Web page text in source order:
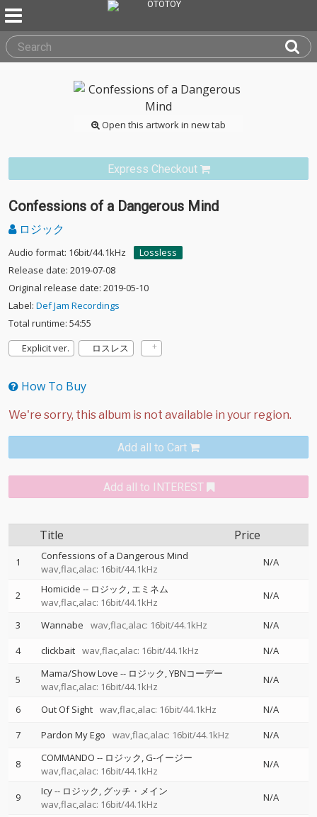
Open this artwork in new tab
Express Checkout
Confessions of a Dangerous Mind
ロジック
Audio format: 16bit/44.1kHz
Lossless
Release date: 2019-07-08
Original release date: 2019-05-10
Label: Def Jam Recordings
Total runtime: 54:55
Explicit ver.
ロスレス
How To Buy
Add all to Cart
Add all to INTEREST
Title Price
1
Confessions of a Dangerous Mind
wav,flac,alac: 16bit/44.1kHz
N/A
2 Homicide -- ロジック エミネム
wav,flac,alac: 16bit/44.1kHz
N/A
3 Wannabe wav,flac,alac: 16bit/44.1kHz
N/A
4
clickbait wav,flac,alac: 16bit/44.1kHz N/A
5 Mama/Show Love -- ロジック YBNコーデー
wav,flac,alac: 16bit/44.1kHz
N/A
6 Out Of Sight wav,flac,alac: 16bit/44.1kHz
N/A
7
Pardon My Ego wav,flac,alac: 16bit/44.1kHz N/A
8 COMMANDO -- ロジック G-イージー
wav,flac,alac: 16bit/44.1kHz
N/A
9 Icy-- ロジック グッチ・メイン
wav,flac,alac: 16bit/44.1kHz
N/A